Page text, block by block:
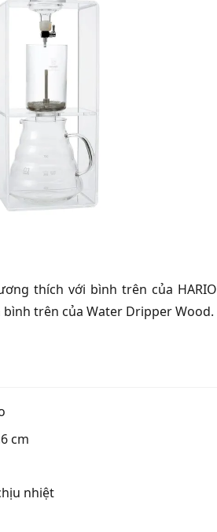
thích với bình trên của HARIO
trên của Water Dripper Wood.
cm
nhiệt